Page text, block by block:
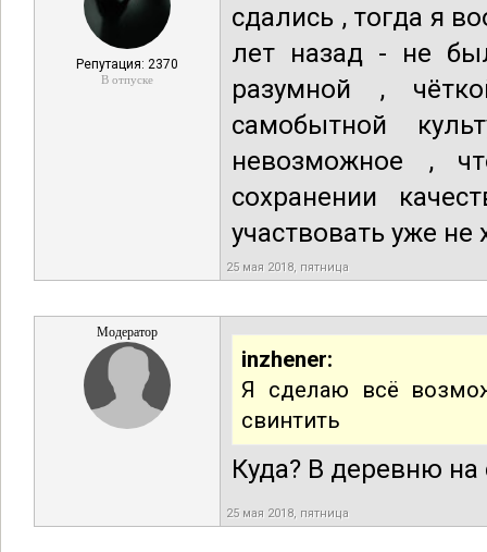
Репутация: 2370
В отпуске
сдались , тогда я
лет назад - не
разумной ,
самобытной
невозможное ,
сохранении
участвовать уже
25 мая 2018, пятница
Модератор
inzhener:
Я сделаю всё
свинтить
Куда? В деревню на
25 мая 2018, пятница